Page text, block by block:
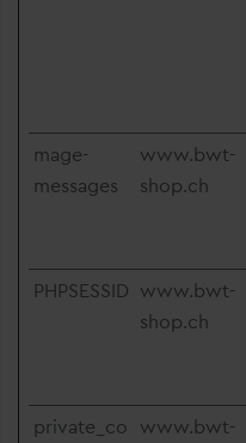
mage-
messages
www.bwt-
shop.ch
PHPSESSID www.bwt-
shop.ch
private_co www.bwt-